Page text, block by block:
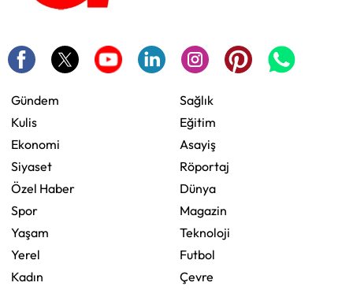
Gündem
Kulis
Ekonomi
Siyaset
Özel Haber
Spor
Yaşam
Yerel
Kadın
Sağlık
Eğitim
Asayiş
Röportaj
Dünya
Magazin
Teknoloji
Futbol
Çevre